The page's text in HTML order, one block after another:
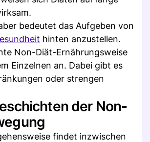
bedeutet das Aufgeben von
hinten anzustellen.
Non-Diät-Ernährungsweise
Einzelnen an. Dabei gibt es
oder strengen
der Non-
findet inzwischen